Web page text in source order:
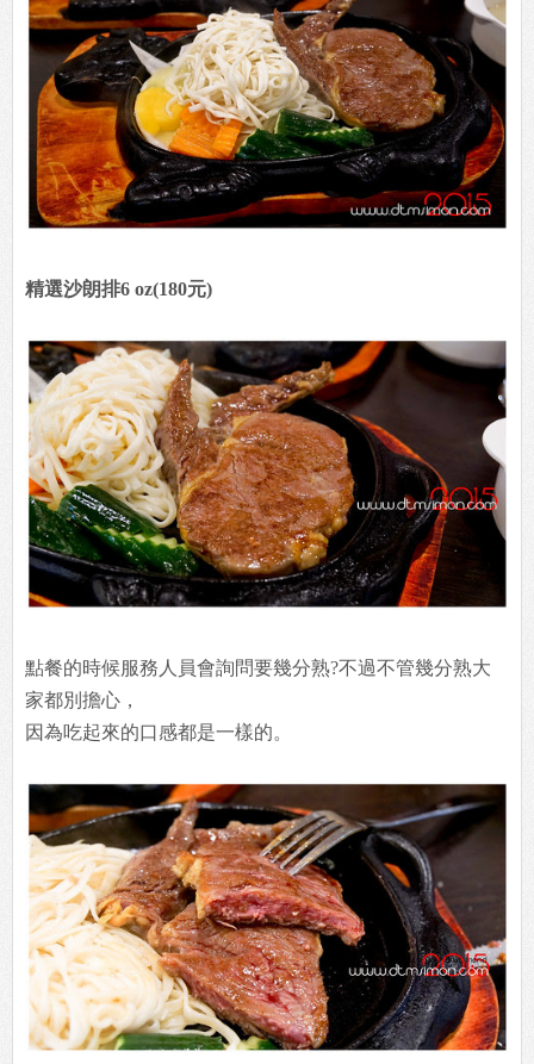
精選沙朗排6 oz(180元)
點餐的時候服務人員會詢問要幾分熟?不過不管幾分熟大
家都別擔心，
因為吃起來的口感都是一樣的。